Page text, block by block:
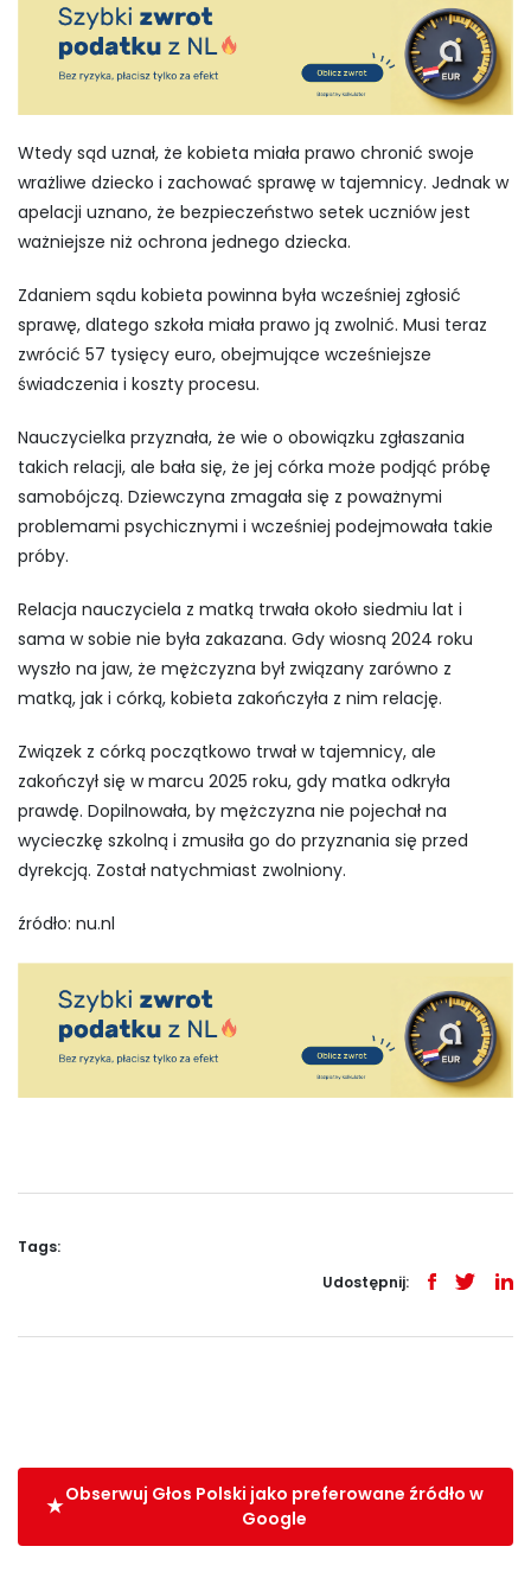
Wtedy sąd uznał, że kobieta miała prawo chronić swoje
wrażliwe dziecko i zachować sprawę w tajemnicy. Jednak w
apelacji uznano, że bezpieczeństwo setek uczniów jest
ważniejsze niż ochrona jednego dziecka.
Zdaniem sądu kobieta powinna była wcześniej zgłosić
sprawę, dlatego szkoła miała prawo ją zwolnić. Musi teraz
zwrócić 57 tysięcy euro, obejmujące wcześniejsze
świadczenia i koszty procesu.
Nauczycielka przyznała, że wie o obowiązku zgłaszania
takich relacji, ale bała się, że jej córka może podjąć próbę
samobójczą. Dziewczyna zmagała się z poważnymi
problemami psychicznymi i wcześniej podejmowała takie
próby.
Relacja nauczyciela z matką trwała około siedmiu lat i
sama w sobie nie była zakazana. Gdy wiosną 2024 roku
wyszło na jaw, że mężczyzna był związany zarówno z
matką, jak i córką, kobieta zakończyła z nim relację.
Związek z córką początkowo trwał w tajemnicy, ale
zakończył się w marcu 2025 roku, gdy matka odkryła
prawdę. Dopilnowała, by mężczyzna nie pojechał na
wycieczkę szkolną i zmusiła go do przyznania się przed
dyrekcją. Został natychmiast zwolniony.
źródło: nu.nl
Tags:
Udostępnij:
Obserwuj Głos Polski jako preferowane źródło w
Google